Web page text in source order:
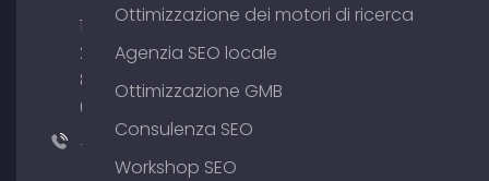
176
204
801
64
+49
Ottimizzazione dei motori di ricerca
Agenzia SEO locale
Ottimizzazione GMB
Consulenza SEO
Workshop SEO